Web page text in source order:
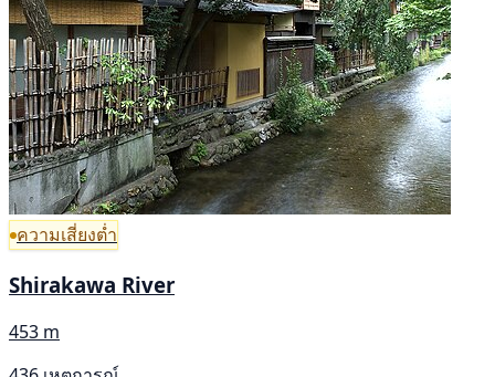
ความเสี่ยงต่ำ
Shirakawa River
453 m